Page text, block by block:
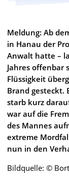
Meldung: Ab
in Hanau der
Anwalt hatte –
Jahres offenbar
Flüssigkeit
Brand gesteckt.
starb kurz
war auf die
des Mannes
extreme
nun in den
Bildquelle: ©